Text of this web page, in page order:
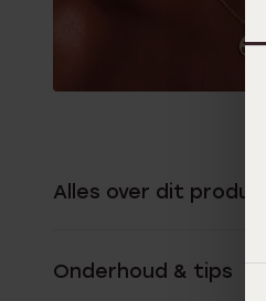
Alles over dit
Onderhoud & tips